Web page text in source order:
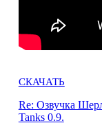
СКАЧАТЬ
Re: Озвучка
Tanks 0.9.